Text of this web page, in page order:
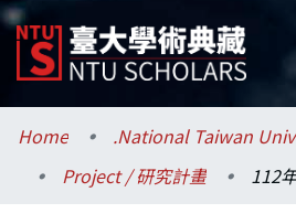
Communities & Collections
Research Outputs
Home
Project / 研究計畫